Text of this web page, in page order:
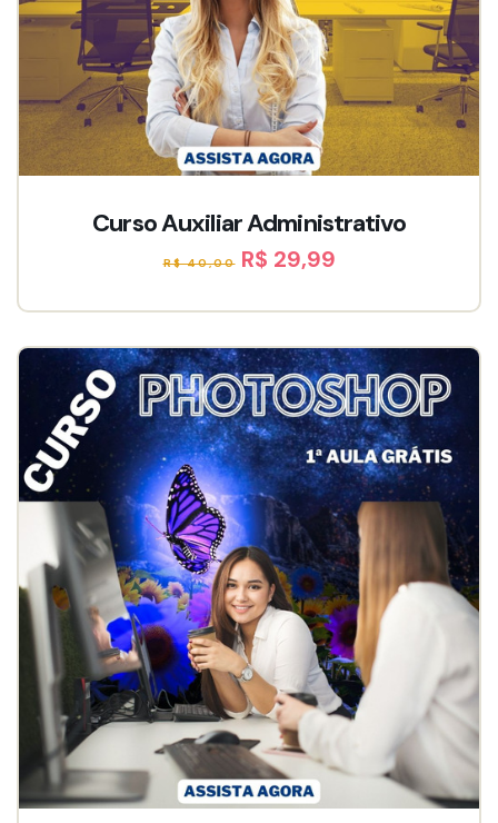
Curso Auxiliar Administrativo
R$ 40,00 R$ 29,99